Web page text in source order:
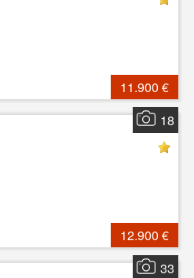
11.900 €
18
12.900 €
33